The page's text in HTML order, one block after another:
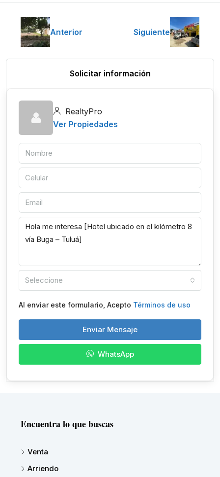
Anterior Siguiente
Solicitar información
RealtyPro
Ver Propiedades
Seleccione
Al enviar este formulario, Acepto Términos de uso
Enviar Mensaje
WhatsApp
Encuentra lo que buscas
Venta
Arriendo